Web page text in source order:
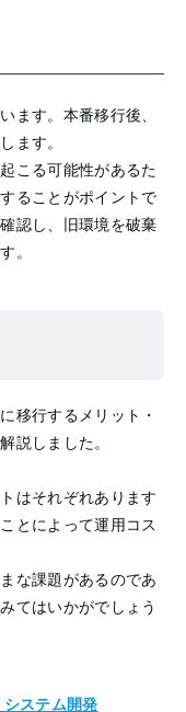
ます。本番移行後、
ます。
こる可能性があるた
ることがポイントで
認し、旧環境を破棄
。
移行するメリット・
説しました。
はそれぞれあります
とによって運用コス
な課題があるのであ
てはいかがでしょう
ステム開発